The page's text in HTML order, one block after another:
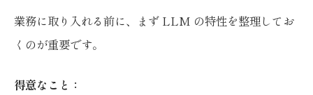
業務に取り入れる前に、まず LLM の特性を整理してお
くのが重要です。
得意なこと：